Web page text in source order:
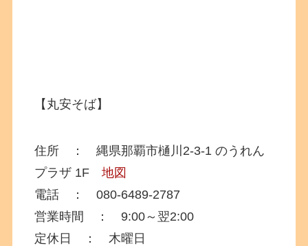
【丸安そば】
住所 ： 縄県那覇市樋川2-3-1 のうれん
プラザ 1F地図
電話 ： 080-6489-2787
営業時間 ： 9:00～翌2:00
定休日 ： 木曜日